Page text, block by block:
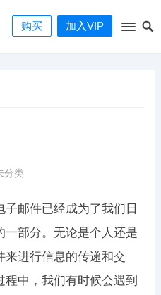
购买 加入VIP
分类
邮件已经成为了我们日
一部分。无论是个人还是
来进行信息的传递和交
中，我们有时候会遇到